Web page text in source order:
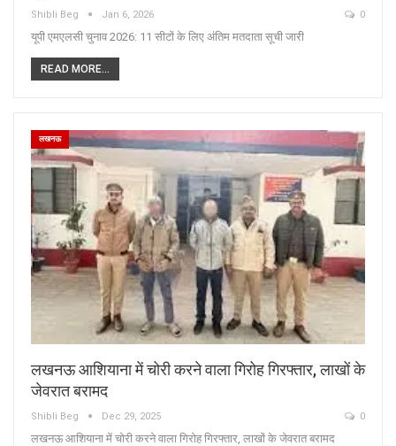
Shibli Beg Jan 6, 2026 0
यूपी एमएलसी चुनाव 2026: 11 सीटों के लिए अंतिम मतदाता सूची जारी
READ MORE...
लखनऊ
लखनऊ आशियाना में चोरी करने वाला गिरोह गिरफ्तार, लाखों के
जेवरात बरामद
Shibli Beg Dec 29, 2025 0
लखनऊ आशियाना में चोरी करने वाला गिरोह गिरफ्तार, लाखों के जेवरात बरामद